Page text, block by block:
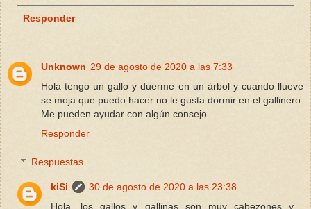
Responder
Unknown 29 de agosto de 2020 a las 7:33
Hola tengo un gallo y duerme en un árbol y cuando llueve
se moja que puedo hacer no le gusta dormir en el gallinero
Me pueden ayudar con algún consejo
Responder
Respuestas
kiSi
30 de agosto de 2020 a las 23:38
Hola, los gallos y gallinas son muy cabezones y